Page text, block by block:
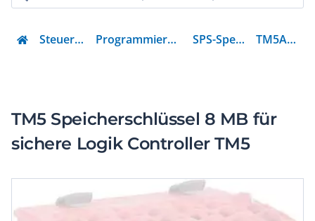
Steuern & Regeln Programmierbare Steuerungen SPS-Speichereinheit TM5ACSLCM8FS
TM5 Speicherschlüssel 8 MB für
sichere Logik Controller TM5